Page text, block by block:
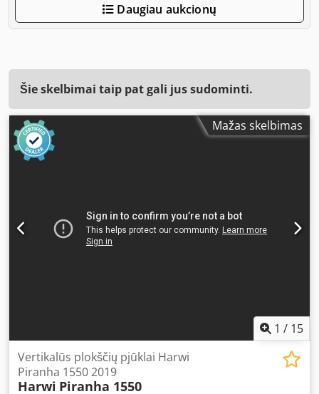
Daugiau aukcionų
Šie skelbimai taip pat gali jus sudominti.
Mažas skelbimas
1 / 15
Vertikalūs plokščių pjūklai Harwi
Piranha 1550 2019
Harwi Piranha 1550